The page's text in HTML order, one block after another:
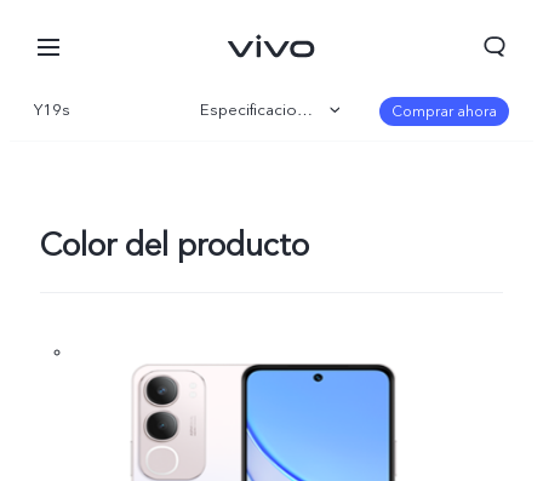
Y19s Especificaciones Comprar ahora
Color del producto